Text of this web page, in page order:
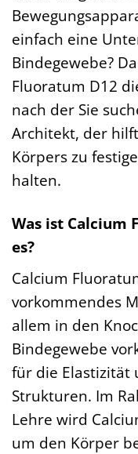
einfach eine
Bindegewebe?
Fluoratum D12
nach der Sie
Architekt, der
Körpers zu
halten.
Was ist
es?
Calcium
vorkommendes
allem in den
Bindegewebe
für die Elastizität
Strukturen. Im
Lehre wird
um den Körper